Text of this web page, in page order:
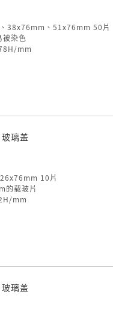
38x76mm、51x76mm 50片
被染色
mm
璃盖
10片
的载玻片
mm
璃盖